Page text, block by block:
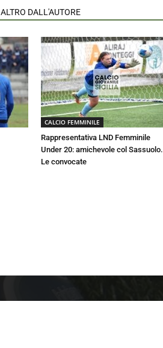
ALTRO DALL'AUTORE
CALCIO FEMMINILE
Rappresentativa LND Femminile
Under 20: amichevole col Sassuolo.
Le convocate